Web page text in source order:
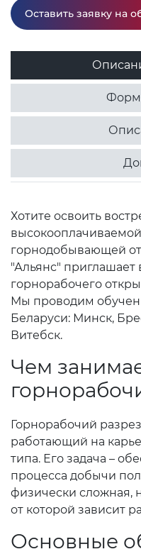
Оставить заявку на
Хотите освоить
горнодобывающей
"Альянс" приглашает
горнорабочего
Мы проводим
Беларуси: Минск,
Витебск.
Чем
Горнорабочий
работающий на
типа. Его задача –
процесса добычи
физически сложная,
от которой зависит
Основные